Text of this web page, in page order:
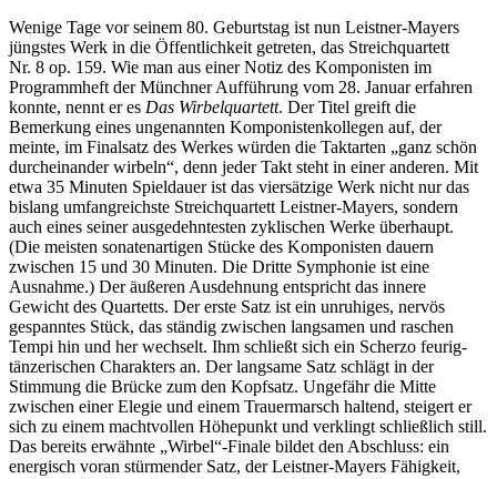
Wenige Tage vor seinem 80. Geburtstag ist nun Leistner-Mayers
jüngstes Werk in die Öffentlichkeit getreten, das Streichquartett
Nr. 8 op. 159. Wie man aus einer Notiz des Komponisten im
Programmheft der Münchner Aufführung vom 28. Januar erfahren
konnte, nennt er es Das Wirbelquartett. Der Titel greift die
Bemerkung eines ungenannten Komponistenkollegen auf, der
meinte, im Finalsatz des Werkes würden die Taktarten „ganz schön
durcheinander wirbeln“, denn jeder Takt steht in einer anderen. Mit
etwa 35 Minuten Spieldauer ist das viersätzige Werk nicht nur das
bislang umfangreichste Streichquartett Leistner-Mayers, sondern
auch eines seiner ausgedehntesten zyklischen Werke überhaupt.
(Die meisten sonatenartigen Stücke des Komponisten dauern
zwischen 15 und 30 Minuten. Die Dritte Symphonie ist eine
Ausnahme.) Der äußeren Ausdehnung entspricht das innere
Gewicht des Quartetts. Der erste Satz ist ein unruhiges, nervös
gespanntes Stück, das ständig zwischen langsamen und raschen
Tempi hin und her wechselt. Ihm schließt sich ein Scherzo feurig-
tänzerischen Charakters an. Der langsame Satz schlägt in der
Stimmung die Brücke zum den Kopfsatz. Ungefähr die Mitte
zwischen einer Elegie und einem Trauermarsch haltend, steigert er
sich zu einem machtvollen Höhepunkt und verklingt schließlich still.
Das bereits erwähnte „Wirbel“-Finale bildet den Abschluss: ein
energisch voran stürmender Satz, der Leistner-Mayers Fähigkeit,